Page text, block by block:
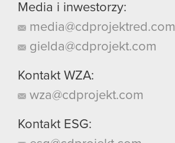
Media i inwestorzy:
media@cdprojektred.com
gielda@cdprojekt.com
Kontakt WZA:
wza@cdprojekt.com
Kontakt ESG: